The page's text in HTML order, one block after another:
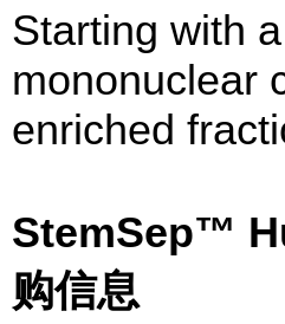
Starting with
mononuclear
enriched
StemSep™
购信息